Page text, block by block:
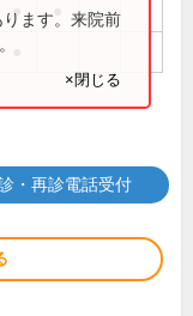
●ます。来院前
×閉じる
・再診電話受付